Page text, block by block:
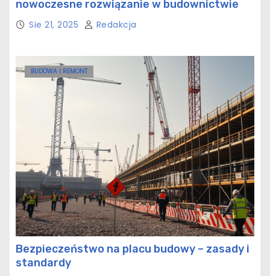
nowoczesne rozwiązanie w budownictwie
Sie 21, 2025 Redakcja
BUDOWA I REMONT
Bezpieczeństwo na placu budowy – zasady i
standardy